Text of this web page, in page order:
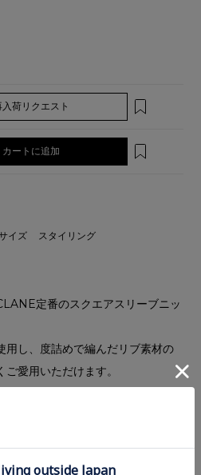
入荷リクエスト
カートに追加
イズ スタイリング
定番のスクエアスリーブニッ
用し、度詰めで編んだリブ素材の
愛用いただけます。